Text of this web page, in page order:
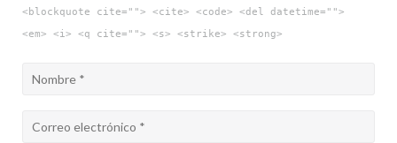
<blockquote cite=""> <cite> <code> <del datetime="">
<em> <i> <q cite=""> <s> <strike> <strong>